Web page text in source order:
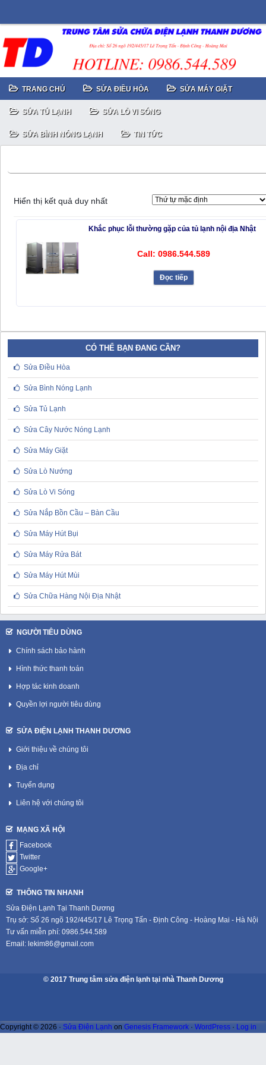
TRANG CHỦ SỬA ĐIỀU HÒA SỬA MÁY GIẶT
SỬA TỦ LẠNH SỬA LÒ VI SÓNG
SỬA BÌNH NÓNG LẠNH TIN TỨC
Hiển thị kết quả duy nhất
Khắc phục lỗi thường gặp của tủ lạnh nội địa Nhật
Call: 0986.544.589
Đọc tiếp
CÓ THỂ BẠN ĐANG CẦN?
Sửa Điều Hòa
Sửa Bình Nóng Lạnh
Sửa Tủ Lạnh
Sửa Cây Nước Nóng Lạnh
Sửa Máy Giặt
Sửa Lò Nướng
Sửa Lò Vi Sóng
Sửa Nắp Bồn Cầu – Bàn Cầu
Sửa Máy Hút Bụi
Sửa Máy Rửa Bát
Sửa Máy Hút Mùi
Sửa Chữa Hàng Nội Địa Nhật
NGƯỜI TIÊU DÙNG
Chính sách bảo hành
Hình thức thanh toán
Hợp tác kinh doanh
Quyền lợi người tiêu dùng
SỬA ĐIỆN LẠNH THANH DƯƠNG
Giới thiệu về chúng tôi
Địa chỉ
Tuyển dụng
Liên hệ với chúng tôi
MẠNG XÃ HỘI
Facebook
Twitter
Google+
THÔNG TIN NHANH
Sửa Điện Lạnh Tại Thanh Dương
Trụ sở: Số 26 ngõ 192/445/17 Lê Trọng Tấn - Định Công - Hoàng Mai - Hà Nội
Tư vấn miễn phí: 0986.544.589
Email: lekim86@gmail.com
© 2017 Trung tâm sửa điện lạnh tại nhà Thanh Dương
Copyright © 2026 · Sửa Điện Lạnh on Genesis Framework · WordPress · Log in